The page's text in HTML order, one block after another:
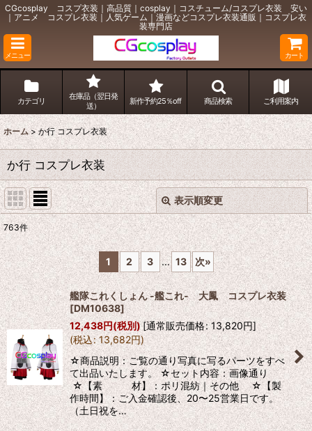
CGcosplay コスプ衣装｜高品質｜cosplay｜コスチューム/コスプレ衣装 安い
｜アニメ コスプレ衣装｜人気ゲーム｜漫画などコスプレ衣装通販｜コスプレ衣
装専門店
メニュー カート
カテゴリ
在庫品（翌日発
送）
新作予約25％off 商品検索 ご利用案内
ホーム > か行 コスプレ衣装
か行 コスプレ衣装
表示順変更
サブカテゴリ:
表示数:
並び順:
絞り込む
閉じる
763件
1 2 3 ... 13 次»
艦隊これくしょん -艦これ- 大鳳 コスプレ衣装
[DM10638]
12,438円(税別)[通常販売価格: 13,820円]
(税込: 13,682円)
☆商品説明：ご覧の通り写真に写るパーツをすべ
て出品いたします。 ☆セット内容：画像通り
☆【素 材】：ポリ混紡｜その他 ☆【製
作時間】：ご入金確認後、20〜25営業日です。
（土日祝を…